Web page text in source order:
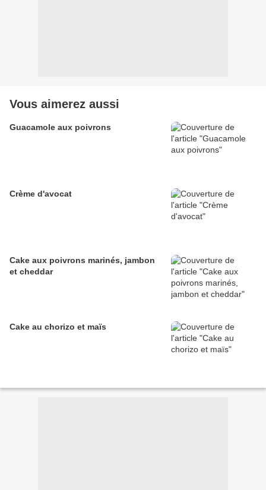
Vous aimerez aussi
Guacamole aux poivrons
Crème d'avocat
Cake aux poivrons marinés, jambon
et cheddar
Cake au chorizo et maïs